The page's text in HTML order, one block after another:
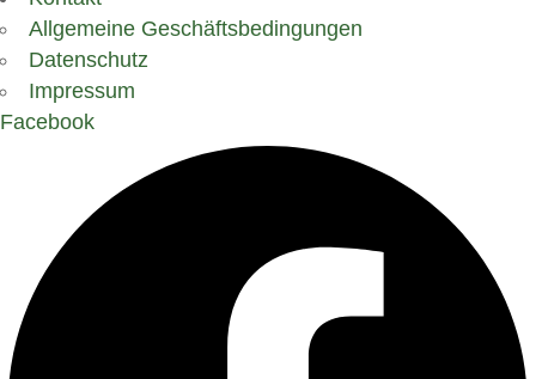
Allgemeine Geschäftsbedingungen
Datenschutz
Impressum
Facebook